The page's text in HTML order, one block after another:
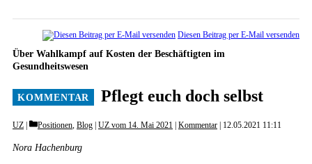
Diesen Beitrag per E-Mail versenden
Über Wahlkampf auf Kosten der Beschäftigten im
Gesundheitswesen
Pflegt euch doch selbst
UZ Categories
Positionen, Blog UZ vom 14. Mai 2021 Kommentar 12.05.2021 11:11
Nora Hachenburg